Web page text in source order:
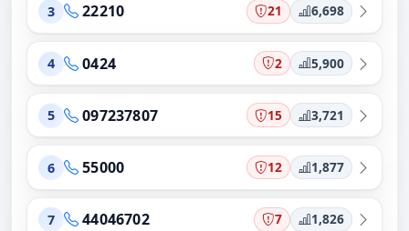
3 22210 21 6,698
4 0424 2 5,900
5 097237807 15 3,721
6 55000 12 1,877
7 44046702 7 1,826